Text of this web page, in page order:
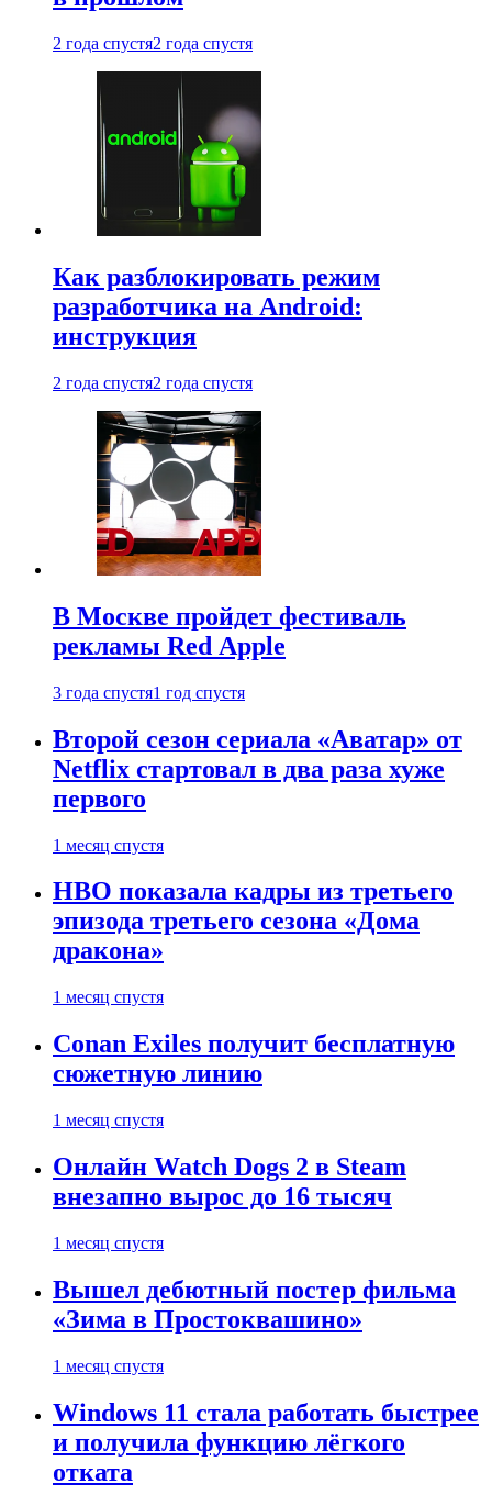
2 года спустя2 года спустя
Как разблокировать режим
разработчика на Android:
инструкция
2 года спустя2 года спустя
В Москве пройдет фестиваль
рекламы Red Apple
3 года спустя1 год спустя
Второй сезон сериала «Аватар» от
Netflix стартовал в два раза хуже
первого
1 месяц спустя
HBO показала кадры из третьего
эпизода третьего сезона «Дома
дракона»
1 месяц спустя
Conan Exiles получит бесплатную
сюжетную линию
1 месяц спустя
Онлайн Watch Dogs 2 в Steam
внезапно вырос до 16 тысяч
1 месяц спустя
Вышел дебютный постер фильма
«Зима в Простоквашино»
1 месяц спустя
Windows 11 стала работать быстрее
и получила функцию лёгкого
отката